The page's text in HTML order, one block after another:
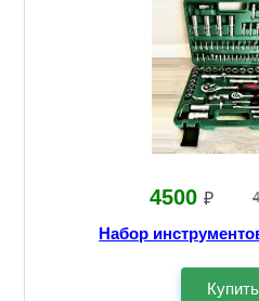
4500 ₽
Набор
Купить